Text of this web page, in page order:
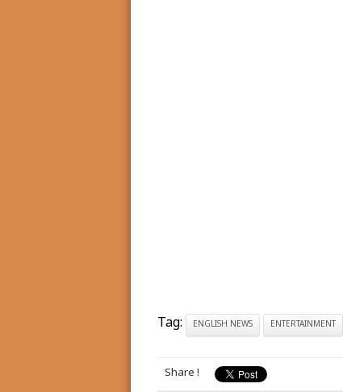
Tag: ENGLISH NEWS ENTERTAINMENT
Share !